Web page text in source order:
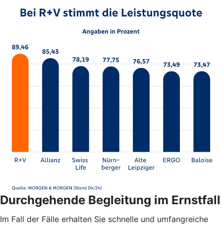
Durchgehende Begleitung im Ernstfall
Im Fall der Fälle erhalten Sie schnelle und umfangreiche